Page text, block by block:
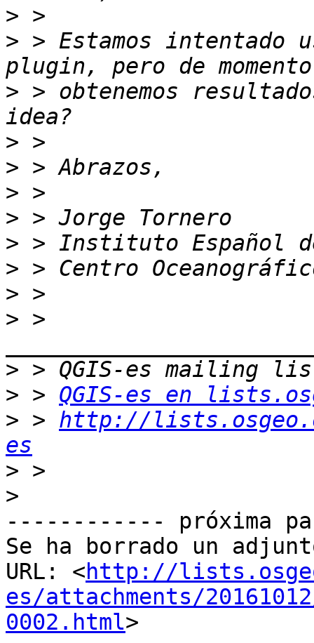
>
> > Estamos intentado
> > obtenemos
>
>
>
>
>
>
>
> >
>
> > QGIS-es en
> > http://
es
>
>
------------ próxima
Se ha borrado un
URL: <http://
es/attachments/
0002.html